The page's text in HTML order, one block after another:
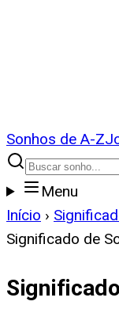
Sonhos de A-Z
Menu
Início ›
Significado de